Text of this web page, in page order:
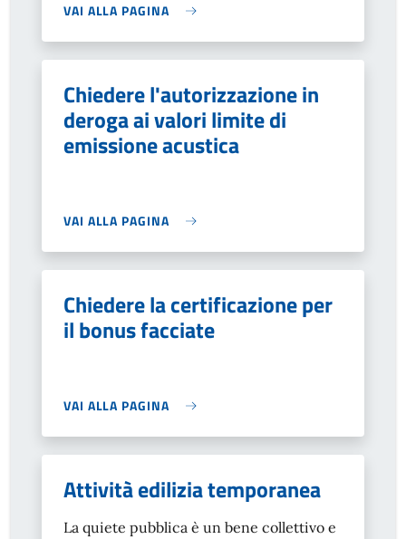
VAI ALLA PAGINA
Chiedere l'autorizzazione in
deroga ai valori limite di
emissione acustica
VAI ALLA PAGINA
Chiedere la certificazione per
il bonus facciate
VAI ALLA PAGINA
Attività edilizia temporanea
La quiete pubblica è un bene collettivo e